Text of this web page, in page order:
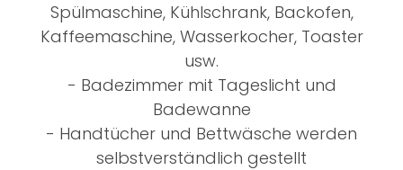
Spülmaschine, Kühlschrank, Backofen,
Kaffeemaschine, Wasserkocher, Toaster
usw.
- Badezimmer mit Tageslicht und
Badewanne
- Handtücher und Bettwäsche werden
selbstverständlich gestellt